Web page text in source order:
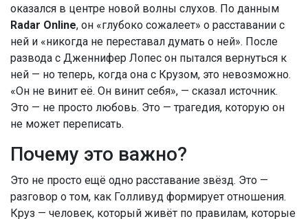
оказался в центре новой волны слухов. По данным
Radar Online, он «глубоко сожалеет» о расставании с
ней и «никогда не переставал думать о ней». После
развода с Дженнифер Лопес он пытался вернуться к
ней — но теперь, когда она с Крузом, это невозможно.
«Он не винит её. Он винит себя», — сказал источник.
Это — не просто любовь. Это — трагедия, которую он
не может переписать.
Почему это важно?
Это не просто ещё одно расставание звёзд. Это —
разговор о том, как Голливуд формирует отношения.
Круз — человек, который живёт по правилам, которые